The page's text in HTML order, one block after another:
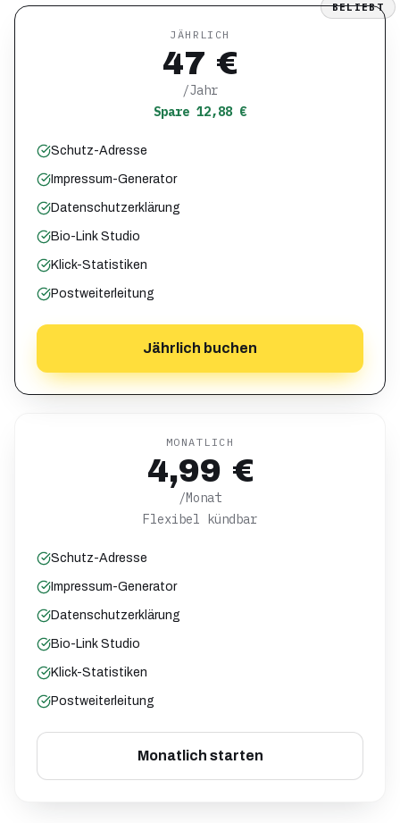
BELIEBT
JÄHRLICH
47 €
/Jahr
Spare 12,88 €
Schutz-Adresse
Impressum-Generator
Datenschutzerklärung
Bio-Link Studio
Klick-Statistiken
Postweiterleitung
Jährlich buchen
MONATLICH
4,99 €
/Monat
Flexibel kündbar
Schutz-Adresse
Impressum-Generator
Datenschutzerklärung
Bio-Link Studio
Klick-Statistiken
Postweiterleitung
Monatlich starten